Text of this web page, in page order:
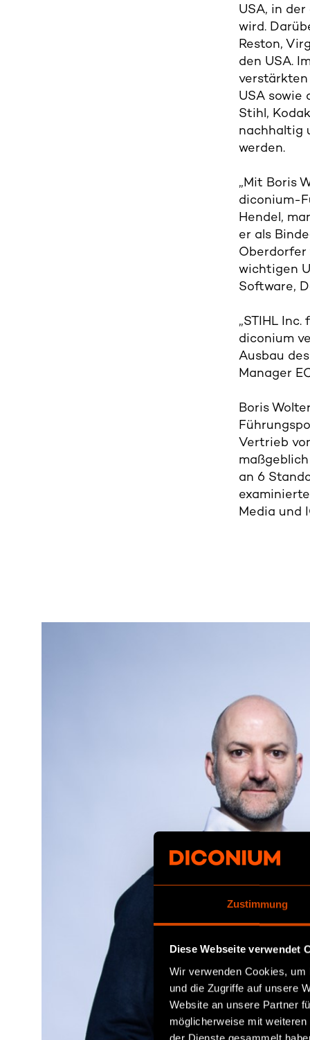
Zustimmung
Diese Webseite verwendet
Wir verwenden Cookies,
und die Zugriffe auf unsere
Website an unsere Partner
möglicherweise mit
USA, in
wird.
Reston,
den USA.
verstärkten
USA sowie
Stihl,
nachhaltig
werden.
„Mit Boris
diconium-
Hendel,
er als
Oberdorfer
wichtigen
Software,
„STIHL
diconium
Ausbau
Manager
Boris
Vertrieb
an 6
Media und